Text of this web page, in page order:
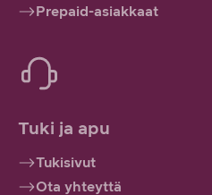
Prepaid-asiakkaat
Tuki ja apu
Tukisivut
Ota yhteyttä